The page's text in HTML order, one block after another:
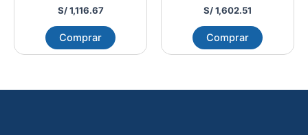
S/1,116.67
Comprar
S/1,602.51
Comprar